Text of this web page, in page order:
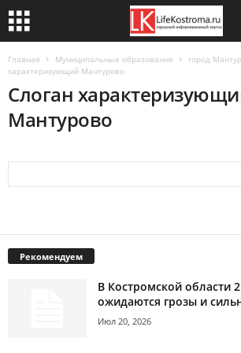
Главная Муниципальные образования город
характеризующий Мантурово
Слоган
Мантурово
Рекомендуем
В Костромской области
ожидаются грозы и
Июл 20, 2026